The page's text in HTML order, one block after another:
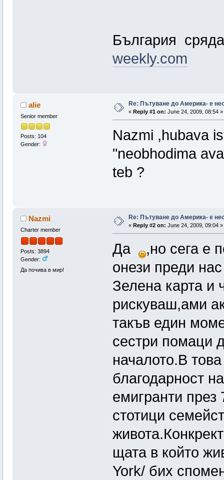
България
weekly.com
alie
Senior member
Posts: 104
Gender:
Re: Пътуване до Америка- е
« Reply #1 on: June 24, 2009, 08:54 »
Nazmi ,hubava
"neobhodima
teb ?
Nazmi
Charter member
Posts: 3894
Gender:
Да почива в мир!
Re: Пътуване до Америка- е
« Reply #2 on: June 24, 2009, 09:04 »
Да
,но сега е
онези преди
Зелена карта и
рискуваш,ами
такъв един
сестри помаци
началото.В
благодарност
емигранти
стотици
щата в който
York/ бих